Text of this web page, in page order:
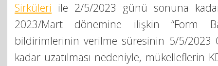
Sirküleri ile 2/5/2023 günü sonuna
2023/Mart dönemine ilişkin “Form
bildirimlerinin verilme süresinin 5/5/2023
kadar uzatılması nedeniyle, mükelleflerin